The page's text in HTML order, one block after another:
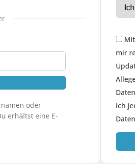
oder
erhältst eine E-
mir
ich